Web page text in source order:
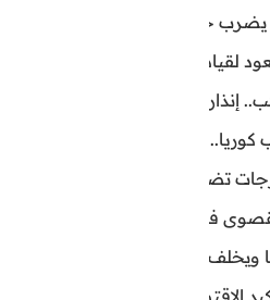
لقيادة منتخب كوت ديفوار
إنذاران جديدان بسبب الأمطار
وفيات وإصابات ونفوق مئات
موجة حر شديدة
ويخلف عشرات الجرحى